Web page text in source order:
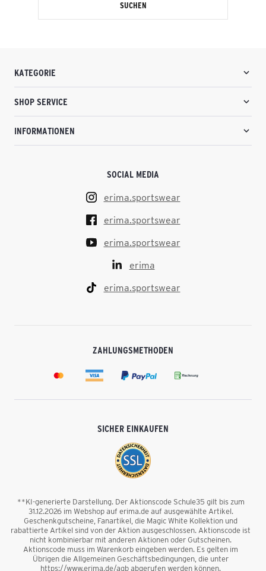
SUCHEN
KATEGORIE
SHOP SERVICE
INFORMATIONEN
SOCIAL MEDIA
erima.sportswear
erima.sportswear
erima.sportswear
erima
erima.sportswear
ZAHLUNGSMETHODEN
SICHER EINKAUFEN
**KI-generierte Darstellung. Der Aktionscode Schule35 gilt bis zum
31.12.2026 im Webshop auf erima.de auf ausgewählte Artikel.
Geschenkgutscheine, Fanartikel, die Magic White Kollektion und
rabattierte Artikel sind von der Aktion ausgeschlossen. Aktionscode ist
nicht kombinierbar mit anderen Aktionen oder Gutscheinen.
Aktionscode muss im Warenkorb eingeben werden. Es gelten im
Übrigen die Allgemeinen Geschäftsbedingungen, die unter
https://www.erima.de/agb abgerufen werden können.